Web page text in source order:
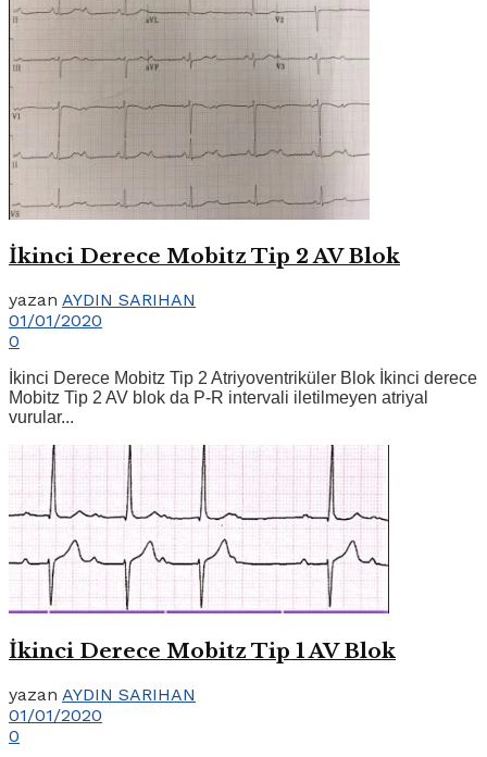
İkinci Derece Mobitz Tip 2 AV Blok
yazan AYDIN SARIHAN
01/01/2020
0
İkinci Derece Mobitz Tip 2 Atriyoventriküler Blok İkinci derece
Mobitz Tip 2 AV blok da P-R intervali iletilmeyen atriyal
vurular...
İkinci Derece Mobitz Tip 1 AV Blok
yazan AYDIN SARIHAN
01/01/2020
0